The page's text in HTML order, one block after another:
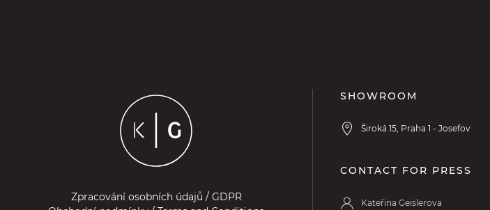
Zpracování osobních údajů / GDPR
SHOWROOM
Široká 15, Praha 1 - Josefov
CONTACT FOR PRESS
Kateřina Geislerova